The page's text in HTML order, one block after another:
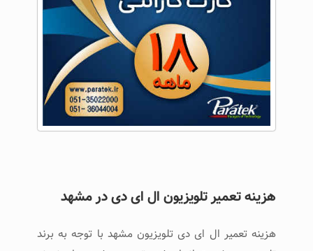
هزینه تعمیر تلویزیون ال ای دی در مشهد
هزینه تعمیر ال ای دی تلویزیون مشهد با توجه به برند